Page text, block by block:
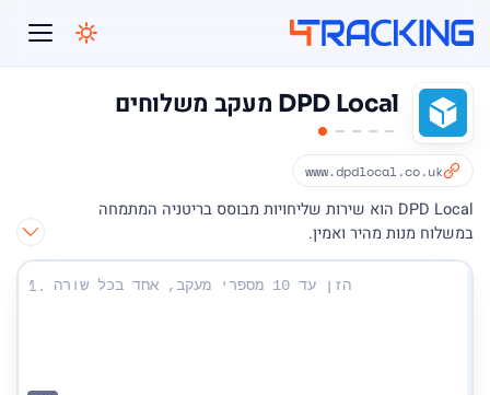
DPD Local מעקב משלוחים
www.dpdlocal.co.uk
DPD Local הוא שירות שליחויות מבוסס בריטניה המתמחה
במשלוח מנות מהיר ואמין.
הזן את מספרי המעקב שלך: 1.